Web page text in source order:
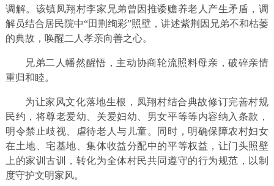
调解。该镇凤翔村李家兄弟曾因推诿赡养老人产生矛盾，调
解员结合居民院中“田荆绚彩”照壁，讲述紫荆因兄弟不和枯萎
的典故，唤醒二人孝亲向善之心。
兄弟二人幡然醒悟，主动协商轮流照料母亲，破碎亲情
重归和睦。
为让家风文化落地生根，凤翔村结合典故修订完善村规
民约，将尊老爱幼、关爱妇幼、男女平等等内容纳入条款，
明令禁止歧视、虐待老人与儿童。同时，明确保障农村妇女
在土地、宅基地、集体收益分配中的平等权益，让门头照壁
上的家训古训，转化为全体村民共同遵守的行为规范，以制
度守护文明家风。